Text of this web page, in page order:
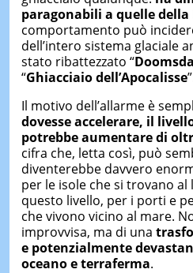
paragonabili a quelle della
comportamento può
dell’intero sistema glaciale
stato ribattezzato “
“Ghiacciaio dell’Apocalisse
Il motivo dell’allarme è
dovesse accelerare, il
potrebbe aumentare di
cifra che, letta così, può
diventerebbe davvero
per le isole che si trovano
questo livello, per i porti e
che vivono vicino al mare.
improvvisa, ma di una
e potenzialmente
oceano e terraferma.